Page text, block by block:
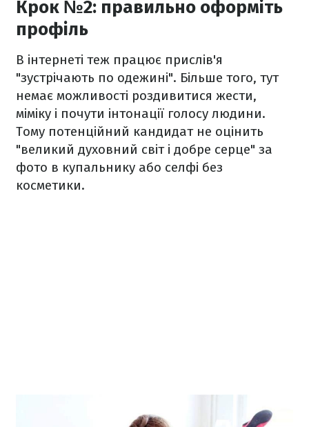
Крок №2: правильно оформіть
профіль
В інтернеті теж працює прислів'я
"зустрічають по одежині". Більше того, тут
немає можливості роздивитися жести,
міміку і почути інтонації голосу людини.
Тому потенційний кандидат не оцінить
"великий духовний світ і добре серце" за
фото в купальнику або селфі без
косметики.